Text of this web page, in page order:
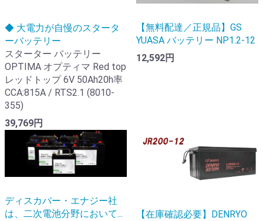
◆ 大電力が自慢のスタータ
ーバッテリー
スターター バッテリー
OPTIMA オプティマ Red top
レッドトップ 6V 50Ah20h率
CCA:815A / RTS2.1 (8010-
355)
39,769円
【無料配達／正規品】GS
YUASA バッテリー NP1.2-12
12,592円
ディスカバー・エナジー社
は、二次電池分野において...
【在庫確認必要】DENRYO